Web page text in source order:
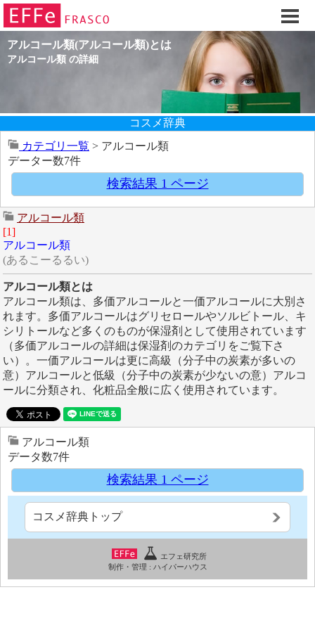
ホーム
ご注文フォーム
初回割引
スキンケアQ&Aアーカイブス
お客様のご感想
スキンケア基礎講座
コスメ辞典 化粧品成分検索
ご購入履歴
ご登録情報
ご紹介(アフェリエイト)制度
エフェ研究所について
お問い合わせフォーム
アルコール類(アルコール類)とは
アルコール類 の詳細
コスメ辞典
カテゴリ一覧 > アルコール類
データー数7件
検索結果 1 ページ
アルコール類
[1]
アルコール類
(あるこーるるい)
アルコール類とは
アルコール類は、多価アルコールと一価アルコールに大別さ
れます。多価アルコールはグリセロールやソルビトール、キ
シリトールなど多くのものが保湿剤として使用されています
（多価アルコールの詳細は保湿剤のカテゴリをご覧下さ
い）。一価アルコールは更に高級（分子中の炭素が多いの
意）アルコールと低級（分子中の炭素が少ないの意）アルコ
ールに分類され、化粧品全般に広く使用されています。
アルコール類
データ数7件
検索結果 1 ページ
コスメ辞典トップ
エフェ研究所
制作・管理 : ハイパーハウス